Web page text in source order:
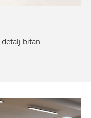
bitan.